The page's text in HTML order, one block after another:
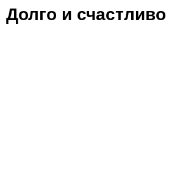
Долго и счастливо